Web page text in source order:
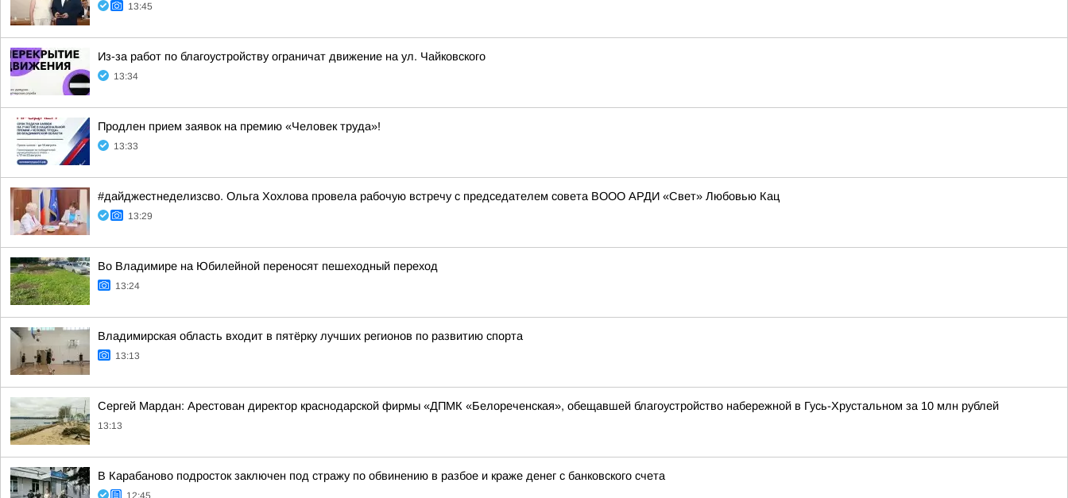
13:45
Из-за работ по благоустройству ограничат движение на ул. Чайковского
13:34
Продлен прием заявок на премию «Человек труда»!
13:33
#дайджестнеделизсво. Ольга Хохлова провела рабочую встречу с председателем совета ВООО АРДИ «Свет» Любовью Кац
13:29
Во Владимире на Юбилейной переносят пешеходный переход
13:24
Владимирская область входит в пятёрку лучших регионов по развитию спорта
13:13
Сергей Мардан: Арестован директор краснодарской фирмы «ДПМК «Белореченская», обещавшей благоустройство набережной в Гусь-Хрустальном за 10 млн рублей
13:13
В Карабаново подросток заключен под стражу по обвинению в разбое и краже денег с банковского счета
12:45